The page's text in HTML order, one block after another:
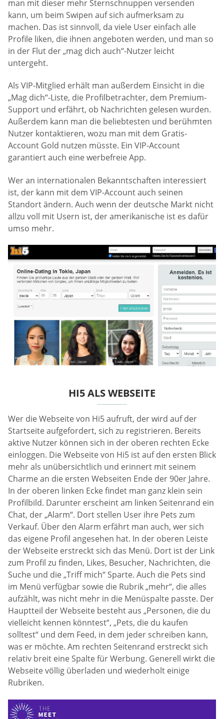
man mit dieser mehr Sternschnuppen versenden
kann, um beim Swipen auf sich aufmerksam zu
machen. Das ist sinnvoll, da viele User einfach alle
Profile liken, die ihnen angeboten werden, und man so
in der Flut der „mag dich auch“-Nutzer leicht
untergeht.
Als VIP-Mitglied erhält man außerdem Einsicht in die
„Mag dich“-Liste, die Profilbetrachter, dem Premium-
Support und erfährt, ob Nachrichten gelesen wurden.
Außerdem kann man die beliebtesten und berühmten
Nutzer kontaktieren, wozu man mit dem Gratis-
Account Gold nutzen müsste. Ein VIP-Account
garantiert auch eine werbefreie App.
Wer an internationalen Bekanntschaften interessiert
ist, der kann mit dem VIP-Account auch seinen
Standort ändern. Auch wenn der deutsche Markt nicht
allzu voll mit Usern ist, der amerikanische ist es dafür
umso mehr.
HI5 ALS WEBSEITE
Wer die Webseite von Hi5 aufruft, der wird auf der
Startseite aufgefordert, sich zu registrieren. Bereits
aktive Nutzer können sich in der oberen rechten Ecke
einloggen. Die Webseite von Hi5 ist auf den ersten Blick
mehr als unübersichtlich und erinnert mit seinem
Charme an die ersten Webseiten Ende der 90er Jahre.
In der oberen linken Ecke findet man ganz klein sein
Profilbild. Darunter erscheint am linken Seitenrand ein
Chat, der „Alarm“. Dort stellen User ihre Pets zum
Verkauf. Über den Alarm erfährt man auch, wer sich
das eigene Profil angesehen hat. In der oberen Leiste
der Webseite erstreckt sich das Menü. Dort ist der Link
zum Profil zu finden, Likes, Besucher, Nachrichten, die
Suche und die „Triff mich“ Sparte. Auch die Pets sind
im Menü verfügbar sowie die Rubrik „mehr“, die alles
aufzählt, was nicht mehr in die Menüspalte passte. Der
Hauptteil der Webseite besteht aus „Personen, die du
vielleicht kennen könntest“, „Pets, die du kaufen
solltest“ und dem Feed, in dem jeder schreiben kann,
was er möchte. Am rechten Seitenrand erstreckt sich
relativ breit eine Spalte für Werbung. Generell wirkt die
Webseite völlig überladen und wiederholt einige
Rubriken.